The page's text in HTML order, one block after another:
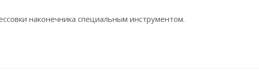
наконечника специальным инструментом.